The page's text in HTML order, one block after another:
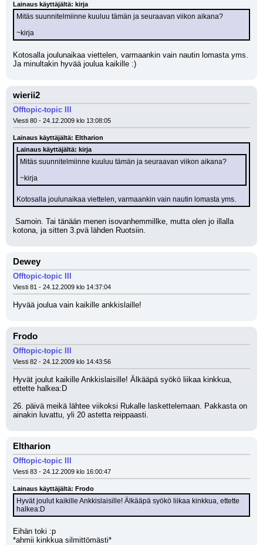
Lainaus käyttäjältä: kirja
Mitäs suunnitelmiinne kuuluu tämän ja seuraavan viikon aikana?
~kirja
Kotosalla joulunaikaa viettelen, varmaankin vain nautin lomasta yms.
Ja minultakin hyvää joulua kaikille :)
wierii2
Offtopic-topic III
Viesti 80 - 24.12.2009 klo 13:08:05
Lainaus käyttäjältä: Eltharion
Lainaus käyttäjältä: kirja
Mitäs suunnitelmiinne kuuluu tämän ja seuraavan viikon aikana?
~kirja
Kotosalla joulunaikaa viettelen, varmaankin vain nautin lomasta yms.
kotona, ja sitten 3.pvä lähden Ruotsiin.
Dewey
Offtopic-topic III
Viesti 81 - 24.12.2009 klo 14:37:04
Hyvää joulua vain kaikille ankkislaille!
Frodo
Offtopic-topic III
Viesti 82 - 24.12.2009 klo 14:43:56
Hyvät joulut kaikille Ankkislaisille! Älkääpä syökö liikaa kinkkua,
ettette halkea:D
26. päivä meikä lähtee viikoksi Rukalle laskettelemaan. Pakkasta on
ainakin luvattu, yli 20 astetta reippaasti.
Eltharion
Offtopic-topic III
Viesti 83 - 24.12.2009 klo 16:00:47
Lainaus käyttäjältä: Frodo
Hyvät joulut kaikille Ankkislaisille! Älkääpä syökö liikaa kinkkua, ettette
halkea:D
Eihän toki :p
*ahmii kinkkua silmittömästi*